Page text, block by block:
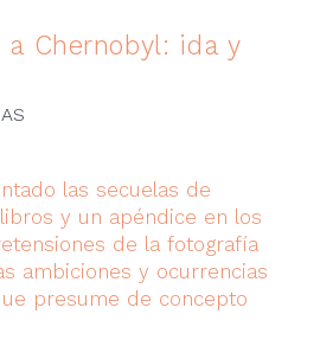
Chernobyl: ida y
las secuelas de
y un apéndice en los
de la fotografía
ambiciones y ocurrencias
presume de concepto